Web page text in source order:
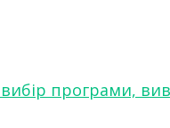
вибір програми,